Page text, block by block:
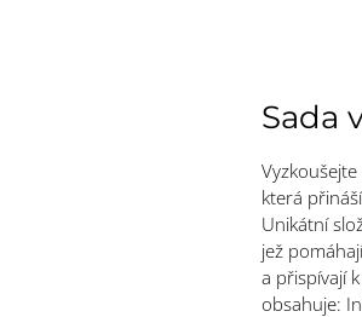
Sada
která
Unikátní
jež
a přispívají
obsahuje: